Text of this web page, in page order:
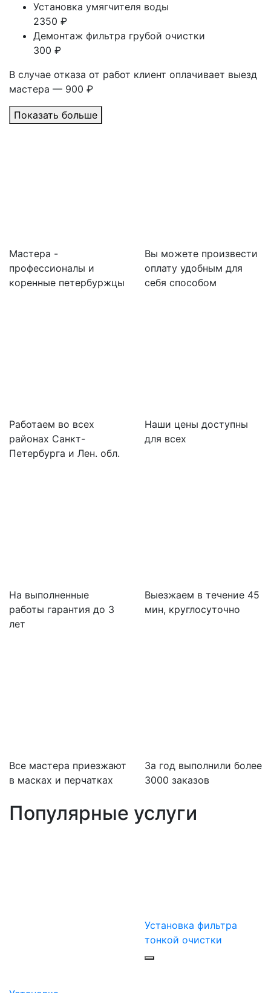
Установка умягчителя воды
2350 ₽
Демонтаж фильтра грубой очистки
300 ₽
В случае отказа от работ клиент оплачивает выезд
мастера — 900 ₽
Показать больше
Мастера -
профессионалы и
коренные петербуржцы
Вы можете произвести
оплату удобным для
себя способом
Работаем во всех
районах Санкт-
Петербурга и Лен. обл.
Наши цены доступны
для всех
На выполненные
работы гарантия до 3
лет
Выезжаем в течение 45
мин, круглосуточно
Все мастера приезжают
в масках и перчатках
За год выполнили более
3000 заказов
Популярные услуги
Установка фильтра
тонкой очистки